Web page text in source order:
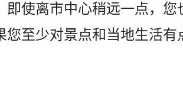
即使离市中心稍远一点，
您至­少对景点和当地生活